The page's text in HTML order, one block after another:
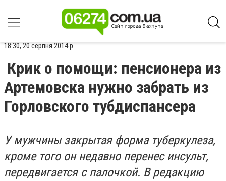
18:30, 20 серпня 2014 р.
Крик о помощи: пенсионера из
Артемовска нужно забрать из
Горловского тубдиспансера
У мужчины закрытая форма туберкулеза,
кроме того он недавно перенес инсульт,
передвигается с палочкой. В редакцию